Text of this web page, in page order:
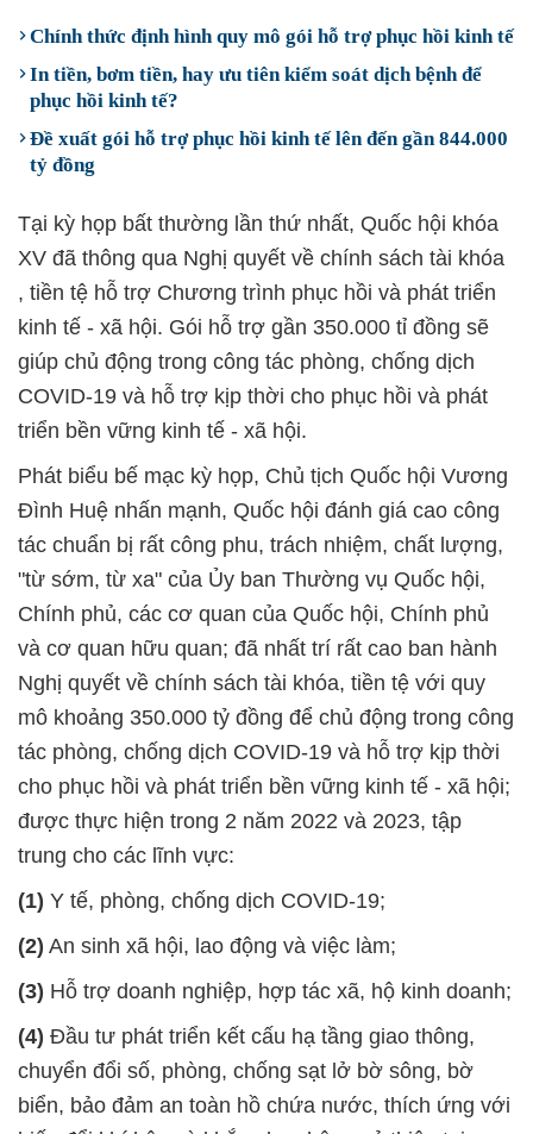
Chính thức định hình quy mô gói hỗ trợ phục hồi kinh tế
In tiền, bơm tiền, hay ưu tiên kiểm soát dịch bệnh để
phục hồi kinh tế?
Đề xuất gói hỗ trợ phục hồi kinh tế lên đến gần 844.000
tỷ đồng
Tại kỳ họp bất thường lần thứ nhất, Quốc hội khóa
XV đã thông qua Nghị quyết về chính sách tài khóa
, tiền tệ hỗ trợ Chương trình phục hồi và phát triển
kinh tế - xã hội. Gói hỗ trợ gần 350.000 tỉ đồng sẽ
giúp chủ động trong công tác phòng, chống dịch
COVID-19 và hỗ trợ kịp thời cho phục hồi và phát
triển bền vững kinh tế - xã hội.
Phát biểu bế mạc kỳ họp, Chủ tịch Quốc hội Vương
Đình Huệ nhấn mạnh, Quốc hội đánh giá cao công
tác chuẩn bị rất công phu, trách nhiệm, chất lượng,
"từ sớm, từ xa" của Ủy ban Thường vụ Quốc hội,
Chính phủ, các cơ quan của Quốc hội, Chính phủ
và cơ quan hữu quan; đã nhất trí rất cao ban hành
Nghị quyết về chính sách tài khóa, tiền tệ với quy
mô khoảng 350.000 tỷ đồng để chủ động trong công
tác phòng, chống dịch COVID-19 và hỗ trợ kịp thời
cho phục hồi và phát triển bền vững kinh tế - xã hội;
được thực hiện trong 2 năm 2022 và 2023, tập
trung cho các lĩnh vực:
(1) Y tế, phòng, chống dịch COVID-19;
(2) An sinh xã hội, lao động và việc làm;
(3) Hỗ trợ doanh nghiệp, hợp tác xã, hộ kinh doanh;
(4) Đầu tư phát triển kết cấu hạ tầng giao thông,
chuyển đổi số, phòng, chống sạt lở bờ sông, bờ
biển, bảo đảm an toàn hồ chứa nước, thích ứng với